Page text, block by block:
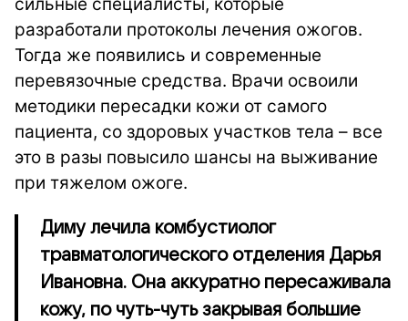
разработали протоколы лечения ожогов.
Тогда же появились и современные
перевязочные средства. Врачи освоили
методики пересадки кожи от самого
пациента, со здоровых участков тела – все
это в разы повысило шансы на выживание
при тяжелом ожоге.
Диму лечила комбустиолог
травматологического отделения Дарья
Ивановна. Она аккуратно пересаживала
кожу, по чуть-чуть закрывая большие